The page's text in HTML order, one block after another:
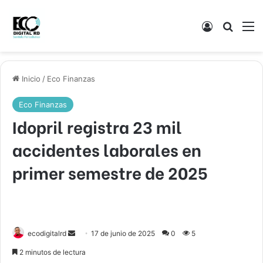
Acceso
Inicio / Eco Finanzas
Eco Finanzas
Idopril registra 23 mil
accidentes laborales en
primer semestre de 2025
ecodigitalrd
Send17 de junio de 2025 0 5
2 minutos de lectura